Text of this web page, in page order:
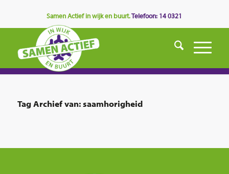
Samen Actief in wijk en buurt.Telefoon: 14 0321
Tag Archief van: saamhorigheid